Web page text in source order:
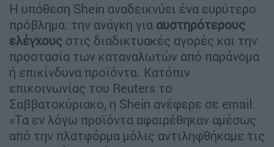
Η υπόθεση Shein αναδεικνύει ένα ευρύτερο
πρόβλημα: την ανάγκη για αυστηρότερους
ελέγχους στις διαδικτυακές αγορές και την
προστασία των καταναλωτών από παράνομα
ή επικίνδυνα προϊόντα. Κατόπιν
επικοινωνίας του Reuters το
Σαββατοκύριακο, η Shein ανέφερε σε email:
«Τα εν λόγω προϊόντα αφαιρέθηκαν αμέσως
από την πλατφόρμα μόλις αντιληφθήκαμε τις